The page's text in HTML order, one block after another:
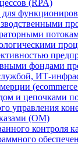
(RPA)
фондами
ИТ-
и цепочками
управления
(OM)
контроля